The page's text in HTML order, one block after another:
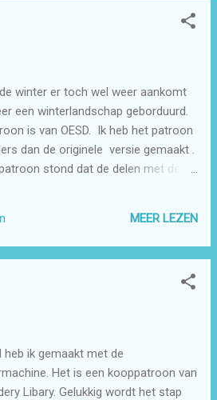
de machine. Ik heb zoveel mogelijk
is druk zat. Mijn dochter is er
winter er toch wel weer aankomt
een winterlandschap geborduurd.
is van OESD. Ik heb het patroon
dan de originele versie gemaakt .
stond dat de delen met de
overheen zetten. Dit heb ik niet
omdat ik dat jammer vindt dat je dan
kwart inch afgesneden en toen aan
gedaan met een achterkantstof en
klaar is het.
MEER LEZEN
heb ik gemaakt met de
Het is een kooppatroon van
Libary. Gelukkig wordt het stap